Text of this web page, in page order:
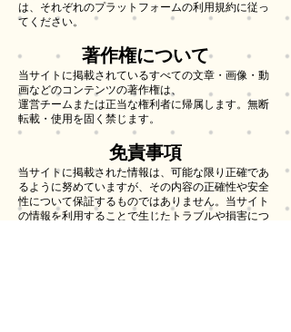
は、それぞれのプラットフォームの利用規約に従っ
てください。
著作権について
当サイトに掲載されているすべての文章・画像・動
画などのコンテンツの著作権は、
運営チームまたは正当な権利者に帰属します。無断
転載・使用を固く禁じます。
​免責事項
​当サイトに掲載された情報は、可能な限り正確であ
るように努めていますが、その内容の正確性や安全
性について保証するものではありません。当サイト
の情報を利用することで生じたトラブルや損害につ